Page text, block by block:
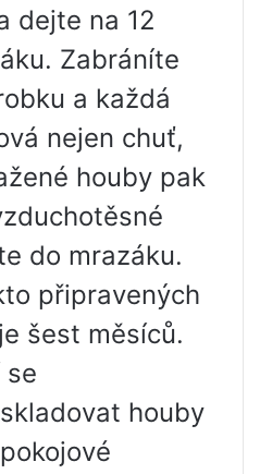
dejte na 12
Zabráníte
a každá
nejen chuť,
houby pak
do mrazáku.
připravených
šest měsíců.
se
houby